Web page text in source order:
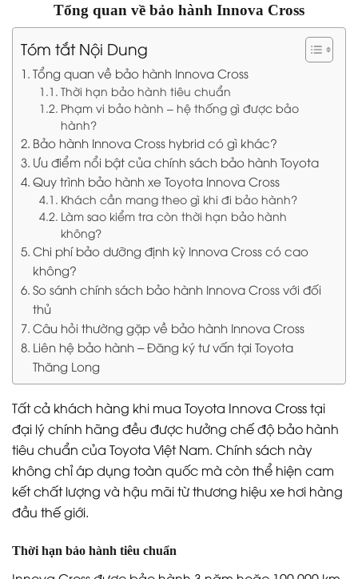
Tổng quan về bảo hành Innova Cross
Tóm tắt Nội Dung
Tổng quan về bảo hành Innova Cross
Thời hạn bảo hành tiêu chuẩn
Phạm vi bảo hành – hệ thống gì được bảo
hành?
Bảo hành Innova Cross hybrid có gì khác?
Ưu điểm nổi bật của chính sách bảo hành Toyota
Quy trình bảo hành xe Toyota Innova Cross
Khách cần mang theo gì khi đi bảo hành?
Làm sao kiểm tra còn thời hạn bảo hành
không?
Chi phí bảo dưỡng định kỳ Innova Cross có cao
không?
So sánh chính sách bảo hành Innova Cross với đối
thủ
Câu hỏi thường gặp về bảo hành Innova Cross
Liên hệ bảo hành – Đăng ký tư vấn tại Toyota
Thăng Long
Tất cả khách hàng khi mua Toyota Innova Cross tại
đại lý chính hãng đều được hưởng chế độ bảo hành
tiêu chuẩn của Toyota Việt Nam. Chính sách này
không chỉ áp dụng toàn quốc mà còn thể hiện cam
kết chất lượng và hậu mãi từ thương hiệu xe hơi hàng
đầu thế giới.
Thời hạn bảo hành tiêu chuẩn